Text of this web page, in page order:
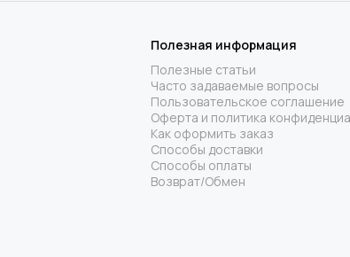
Полезная информация
Полезные статьи
Часто задаваемые вопросы
Пользовательское соглашение
Оферта и политика
Как оформить заказ
Способы доставки
Способы оплаты
Возврат/Обмен